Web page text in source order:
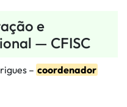
e
— CFISC
– coordenador